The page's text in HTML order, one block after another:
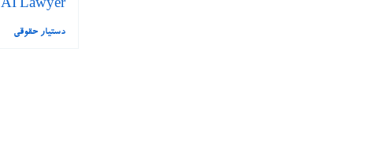
AI Lawyer
دستیار حقوقی